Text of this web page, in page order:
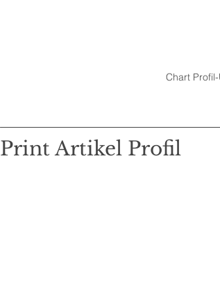
Chart
Print Artikel Profil